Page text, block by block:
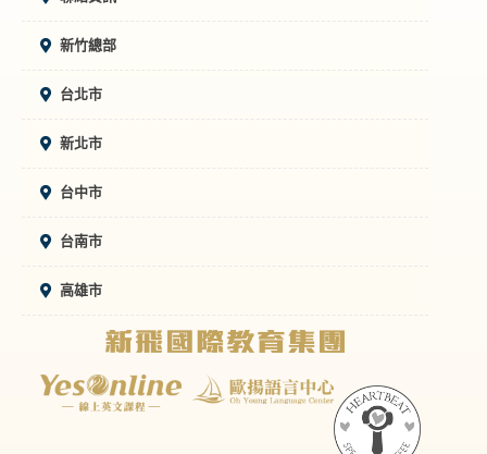
新竹總部
台北市
新北市
台中市
台南市
高雄市